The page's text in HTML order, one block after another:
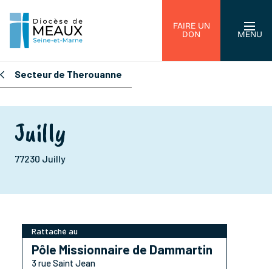
FAIRE UN
DON
MENU
Secteur de Therouanne
Juilly
77230 Juilly
Rattaché au
Pôle Missionnaire de Dammartin
3 rue Saint Jean